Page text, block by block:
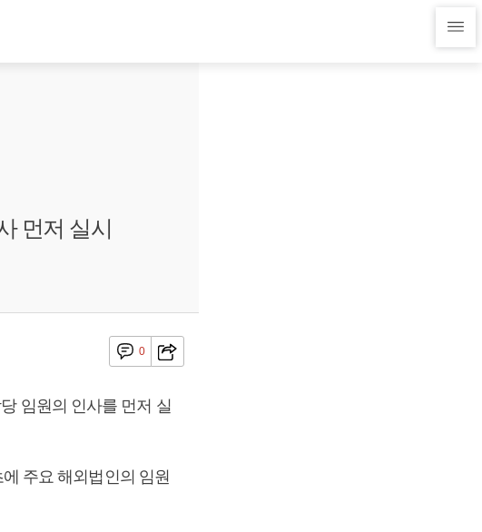
먼저 실시
0
임원의 인사를 먼저 실
주요 해외법인의 임원